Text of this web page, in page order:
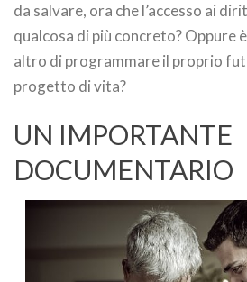
da salvare, ora che l’accesso ai
qualcosa di più concreto? Oppure
altro di programmare il proprio
progetto di vita?
UN IMPORTANTE
DOCUMENTARIO